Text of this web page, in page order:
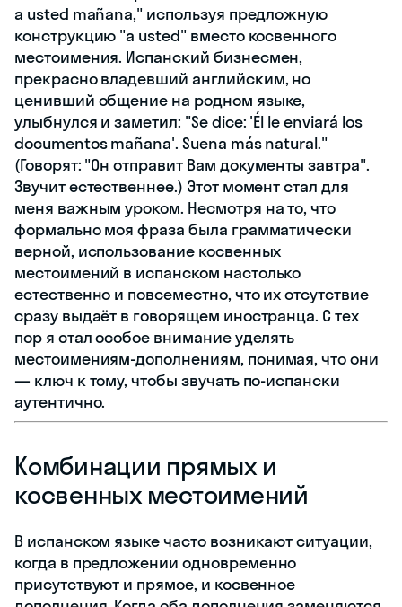
a usted mañana," используя предложную
конструкцию "a usted" вместо косвенного
местоимения. Испанский бизнесмен,
прекрасно владевший английским, но
ценивший общение на родном языке,
улыбнулся и заметил: "Se dice: 'Él le enviará los
documentos mañana'. Suena más natural."
(Говорят: "Он отправит Вам документы завтра".
Звучит естественнее.) Этот момент стал для
меня важным уроком. Несмотря на то, что
формально моя фраза была грамматически
верной, использование косвенных
местоимений в испанском настолько
естественно и повсеместно, что их отсутствие
сразу выдаёт в говорящем иностранца. С тех
пор я стал особое внимание уделять
местоимениям-дополнениям, понимая, что они
— ключ к тому, чтобы звучать по-испански
аутентично.
Комбинации прямых и
косвенных местоимений
В испанском языке часто возникают ситуации,
когда в предложении одновременно
присутствуют и прямое, и косвенное